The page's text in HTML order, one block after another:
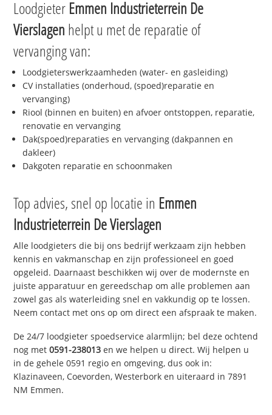
Loodgieter Emmen Industrieterrein De
Vierslagen helpt u met de reparatie of
vervanging van:
Loodgieterswerkzaamheden (water- en gasleiding)
CV installaties (onderhoud, (spoed)reparatie en
vervanging)
Riool (binnen en buiten) en afvoer ontstoppen, reparatie,
renovatie en vervanging
Dak(spoed)reparaties en vervanging (dakpannen en
dakleer)
Dakgoten reparatie en schoonmaken
Top advies, snel op locatie in Emmen
Industrieterrein De Vierslagen
Alle loodgieters die bij ons bedrijf werkzaam zijn hebben
kennis en vakmanschap en zijn professioneel en goed
opgeleid. Daarnaast beschikken wij over de modernste en
juiste apparatuur en gereedschap om alle problemen aan
zowel gas als waterleiding snel en vakkundig op te lossen.
Neem contact met ons op om direct een afspraak te maken.
De 24/7 loodgieter spoedservice alarmlijn; bel deze ochtend
nog met0591-238013 en we helpen u direct. Wij helpen u
in de gehele 0591 regio en omgeving, dus ook in:
Klazinaveen, Coevorden, Westerbork en uiteraard in 7891
NM Emmen.